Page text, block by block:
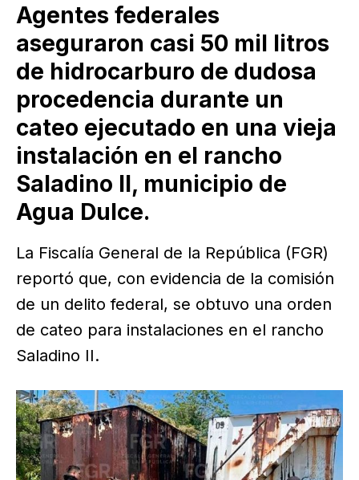
Agentes federales
aseguraron casi 50 mil litros
de hidrocarburo de dudosa
procedencia durante un
cateo ejecutado en una vieja
instalación en el rancho
Saladino II, municipio de
Agua Dulce.
La Fiscalía General de la República (FGR)
reportó que, con evidencia de la comisión
de un delito federal, se obtuvo una orden
de cateo para instalaciones en el rancho
Saladino II.